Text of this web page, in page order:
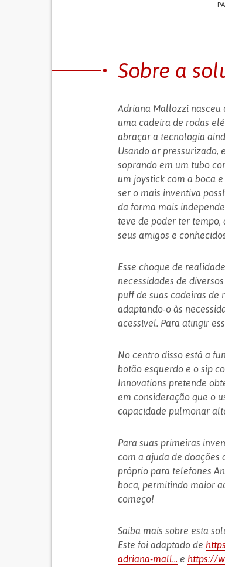
Sobre a
Adriana Mallozzi
uma cadeira de rodas
abraçar a tecnologia
Usando ar
soprando em um tubo
um joystick com a boca
ser o mais inventiva
da forma mais
teve de poder ter tempo,
seus amigos e
Esse choque de
necessidades de
puff de suas cadeiras
adaptando-o às
acessível. Para atingir
No centro disso está a
botão esquerdo e o sip
Innovations pretende
em consideração que o
capacidade pulmonar
Para suas primeiras
com a ajuda de doações
próprio para telefones
boca, permitindo maior
começo!
Saiba mais sobre esta
Este foi adaptado de
adriana-mall... e https://